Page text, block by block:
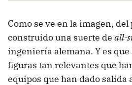
Como se ve en la imagen,
construido una suerte de all-
ingeniería alemana. Y es
figuras tan relevantes que
equipos que han dado salida